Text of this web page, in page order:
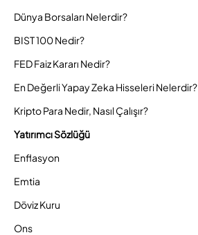
Dünya Borsaları Nelerdir?
BIST 100 Nedir?
FED Faiz Kararı Nedir?
En Değerli Yapay Zeka Hisseleri Nelerdir?
Kripto Para Nedir, Nasıl Çalışır?
Yatırımcı Sözlüğü
Enflasyon
Emtia
Döviz Kuru
Ons